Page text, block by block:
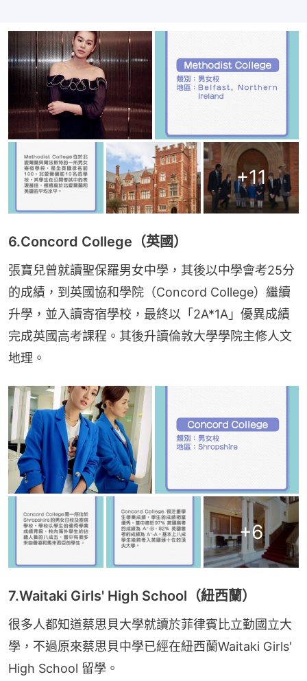
+11
6.Concord College（英國）
張寶兒曾就讀聖保羅男女中學，其後以中學會考25分
的成績，到英國協和學院（Concord College）繼續
升學，並入讀寄宿學校，最終以「2A*1A」優異成績
完成英國高考課程。其後升讀倫敦大學學院主修人文
地理。
+6
7.Waitaki Girls' High School（紐西蘭）
很多人都知道蔡思貝大學就讀於菲律賓比立勤國立大
學，不過原來蔡思貝中學已經在紐西蘭Waitaki Girls'
High School 留學。